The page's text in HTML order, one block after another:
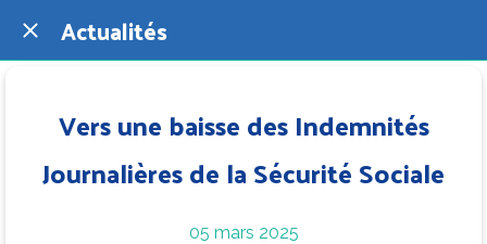
Actualités
Vers une baisse des Indemnités
Journalières de la Sécurité Sociale
05 mars 2025